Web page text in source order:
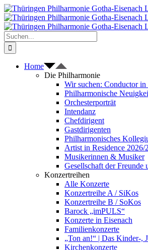
Zum
Inhalt
springen
Suche
nach:
Home
Die Philharmonie
Wir suchen: Conductor in
Philharmonische
Orchesterporträt
Intendanz
Chefdirigent
Gastdirigenten
Philharmonisches
Artist in Residence 2026/
Musikerinnen & Musiker
Gesellschaft der Freunde
Konzertreihen
Alle Konzerte
Konzertreihe A / SiKos
Konzertreihe B / SoKos
Barock „imPULS“
Konzerte in Eisenach
Familienkonzerte
„Ton an!“ | Das Kinder-,
Kirchenkonzerte